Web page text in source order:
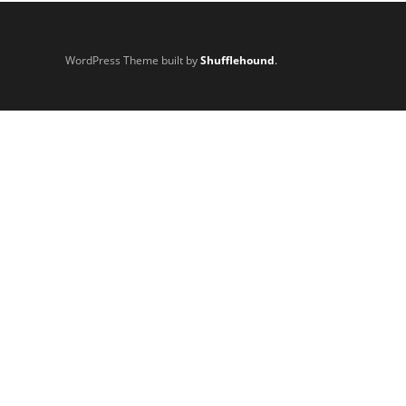
WordPress Theme built byShufflehound.